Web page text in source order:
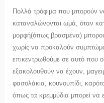
Πολλά τρόφιμα που μπορούν
καταναλώνονται ωμά, όταν
μορφή(όπως βρασμένα)
χωρίς να προκαλούν
επικεντρωθούμε σε αυτό που
εξακολουθούν να έχουν,
φασολάκια, κουνουπίδι,
όπως τα κρεμμύδια μπορεί να